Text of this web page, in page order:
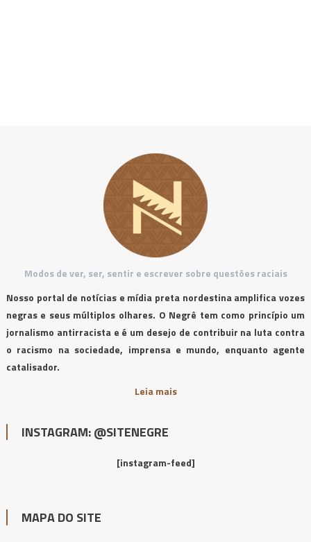
Modos de ver, ser, sentir e escrever sobre questões raciais
Nosso portal de notícias e mídia preta nordestina amplifica vozes
negras e seus múltiplos olhares. O Negrê tem como princípio um
jornalismo antirracista e é um desejo de contribuir na luta contra
o racismo na sociedade, imprensa e mundo, enquanto agente
catalisador.
Leia mais
INSTAGRAM: @SITENEGRE
[instagram-feed]
MAPA DO SITE